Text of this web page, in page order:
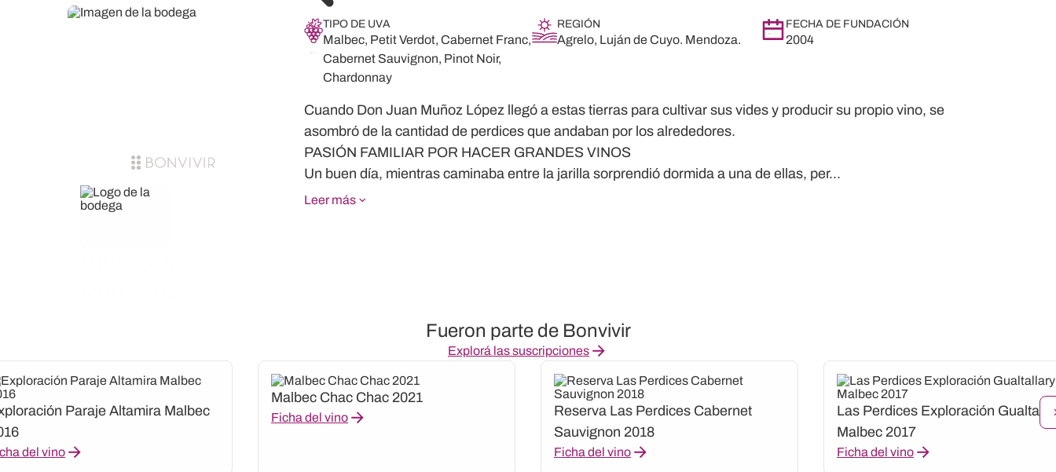
TIPO DE UVA
Malbec, Petit Verdot, Cabernet Franc,
Cabernet Sauvignon, Pinot Noir,
Chardonnay
REGIÓN
Agrelo, Luján de Cuyo. Mendoza.
FECHA DE FUNDACIÓN
2004
Cuando Don Juan Muñoz López llegó a estas tierras para cultivar sus vides y producir su propio vino, se
asombró de la cantidad de perdices que andaban por los alrededores.
PASIÓN FAMILIAR POR HACER GRANDES VINOS
Un buen día, mientras caminaba entre la jarilla sorprendió dormida a una de ellas, per...
Leer más
Fueron parte de Bonvivir
Explorá las suscripciones
Paraje Altamira Malbec
del vino
Malbec Chac Chac 2021
Ficha del vino
Reserva Las Perdices Cabernet
Sauvignon 2018
Ficha del vino
Las Perdices Exploración
Malbec 2017
Ficha del vino